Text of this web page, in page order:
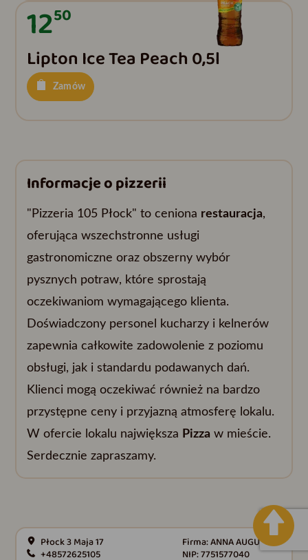
1250
Lipton Ice Tea Peach 0,5l
Zamów
Informacje o pizzerii
"Pizzeria 105 Płock" to ceniona restauracja,
oferująca wszechstronne usługi
gastronomiczne oraz obszerny wybór
pysznych potraw, które sprostają
oczekiwaniom wymagającego klienta.
Doświadczony personel kucharzy i kelnerów
zapewnia całkowite zadowolenie z poziomu
obsługi, jak i standardu podawanych dań.
Klienci mogą oczekiwać również na bardzo
przystępne ceny i przyjazną atmosferę lokalu.
W ofercie lokalu największa Pizza w mieście.
Serdecznie zapraszamy.
Płock 3 Maja 17
+48572625105
Firma: ANNA AUGUSTYN
NIP: 7751577040